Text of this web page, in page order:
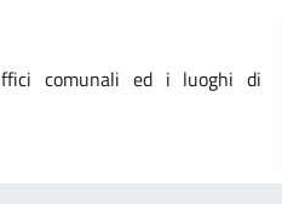
comunali ed i luoghi di